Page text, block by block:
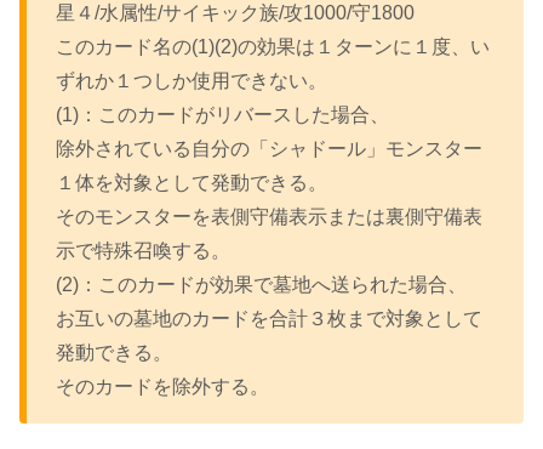
星４/水属性/サイキック族/攻1000/守1800
このカード名の(1)(2)の効果は１ターンに１度、い
ずれか１つしか使用できない。
(1)：このカードがリバースした場合、
除外されている自分の「シャドール」モンスター
１体を対象として発動できる。
そのモンスターを表側守備表示または裏側守備表
示で特殊召喚する。
(2)：このカードが効果で墓地へ送られた場合、
お互いの墓地のカードを合計３枚まで対象として
発動できる。
そのカードを除外する。